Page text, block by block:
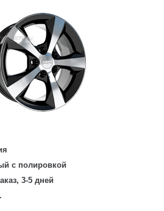
с полировкой
3-5 дней